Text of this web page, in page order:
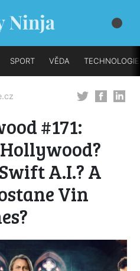
SPORT VĚDA TECHNOLOGIE
#171:
A.I.? A
Vin